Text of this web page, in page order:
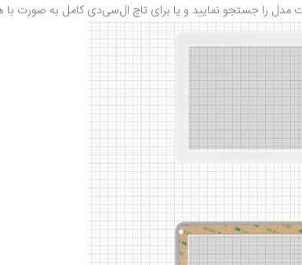
را جستجو نمایید و یا برای تاچ ال‌سی‌دی کامل به صورت با